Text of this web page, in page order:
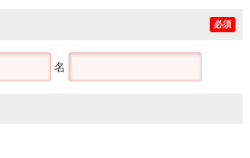
必須
名